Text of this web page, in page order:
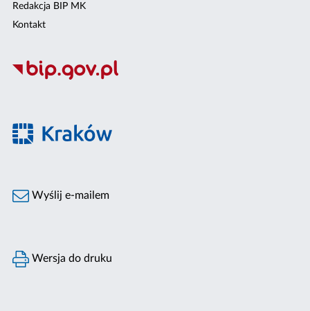
Redakcja BIP MK
Kontakt
Wyślij e-mailem
Wersja do druku